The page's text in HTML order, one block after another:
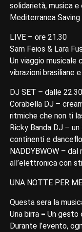
solidarietà, musica
Mediterranea Saving
LIVE – ore 21.30
Sam Feios & Lara
Un viaggio musicale
vibrazioni brasiliane
DJ SET – dalle 22.30
Corabella DJ –
ritmiche che non ti
Ricky Banda DJ –
continenti e
NADDYBWOW – dal
all’elettronica con
UNA NOTTE PER
Questa sera la
Una birra = Un
Durante l’evento,